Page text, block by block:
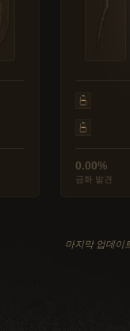
0.00%
금화 발견
마지막 업데이